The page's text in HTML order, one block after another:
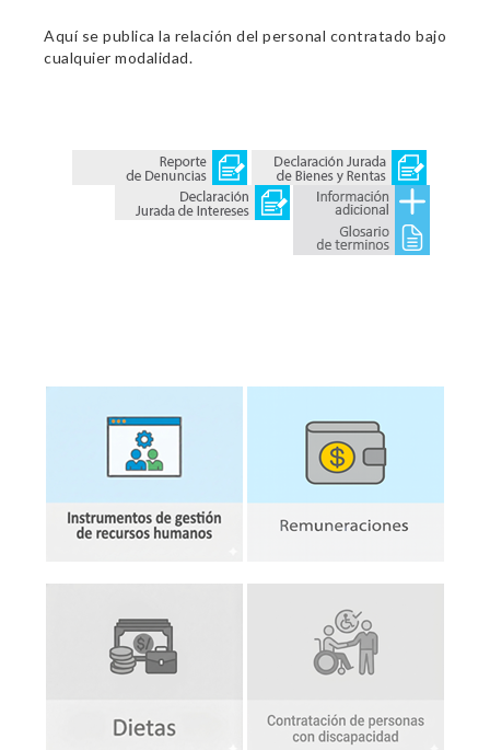
Aquí se publica la relación del personal contratado bajo
cualquier modalidad.